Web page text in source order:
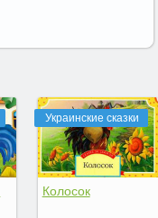
Украинские сказки
Колосок